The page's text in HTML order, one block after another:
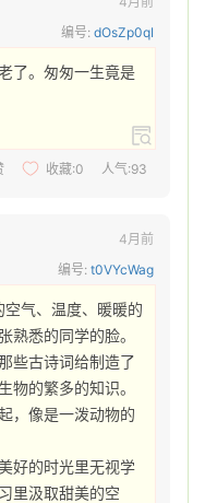
编号:dOsZp0qI
了。匆匆一生竟是
收藏:0 人气:93
4月前
编号:t0VYcWag
气、温度、暖暖的
熟悉的同学的脸。
些古诗词给制造了
物的繁多的知识。
，像是一泼动物的
好的时光里无视学
里汲取甜美的空